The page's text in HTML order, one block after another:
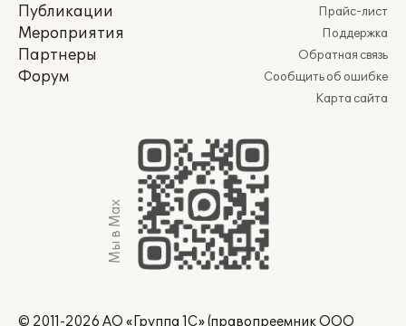
Публикации
Мероприятия
Партнеры
Форум
Прайс-лист
Поддержка
Обратная связь
Сообщить об ошибке
Карта сайта
Мы в Max
© 2011-2026 АО «Группа 1С» (правопреемник ООО